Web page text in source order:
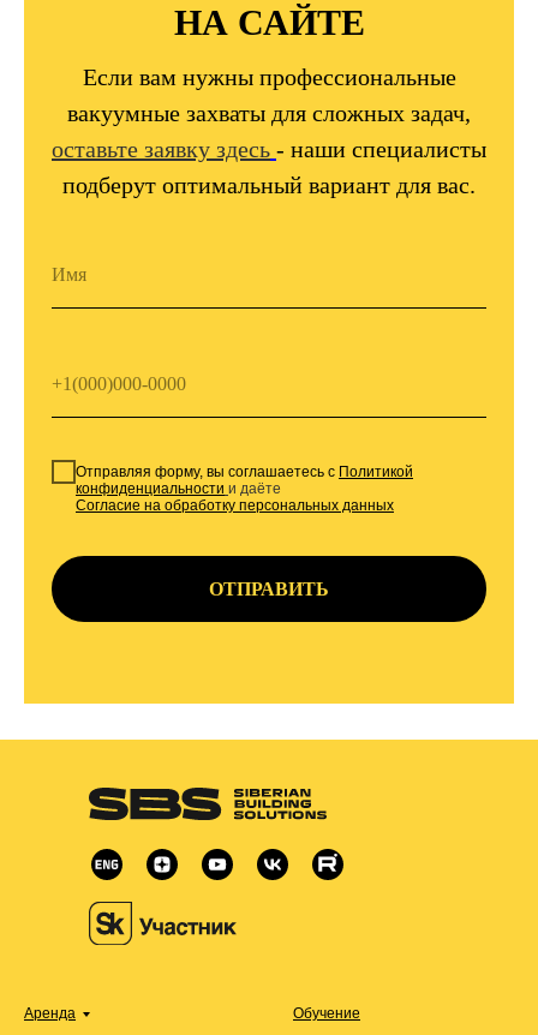
НА САЙТЕ
Если вам нужны профессиональные
вакуумные захваты для сложных задач,
оставьте заявку здесь - наши специалисты
подберут оптимальный вариант для вас.
Отправляя форму, вы соглашаетесь с Политикой
конфиденциальности и даёте
Согласие на обработку персональных данных
ОТПРАВИТЬ
Аренда Обучение